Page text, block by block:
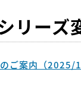
リーズ
ご案内（2025/